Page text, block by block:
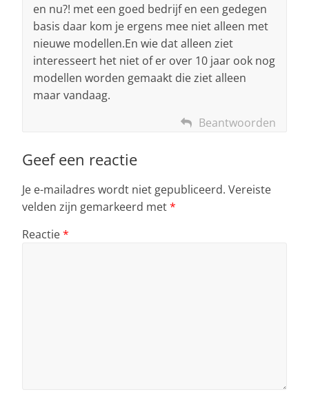
en nu?! met een goed bedrijf en een gedegen
basis daar kom je ergens mee niet alleen met
nieuwe modellen.En wie dat alleen ziet
interesseert het niet of er over 10 jaar ook nog
modellen worden gemaakt die ziet alleen
maar vandaag.
Beantwoorden
Geef een reactie
Je e-mailadres wordt niet gepubliceerd. Vereiste
velden zijn gemarkeerd met*
Reactie*